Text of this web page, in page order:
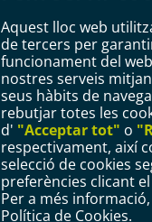
Aquest lloc web
de tercers per
funcionament del
nostres serveis
seus hàbits de
rebutjar totes les
d' "Acceptar tot" o
respectivament, així
selecció de cookies
preferències clicant
Per a més
Política de Cookies.